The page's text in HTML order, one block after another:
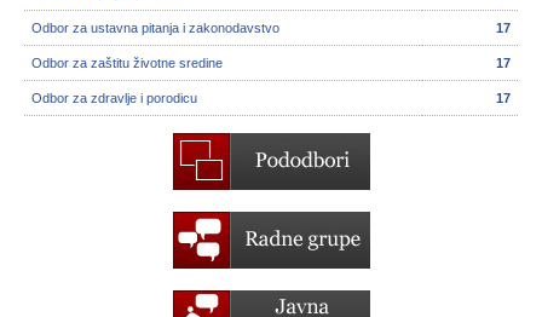
Odbor za ustavna pitanja i zakonodavstvo 17
Odbor za zaštitu životne sredine 17
Odbor za zdravlje i porodicu 17